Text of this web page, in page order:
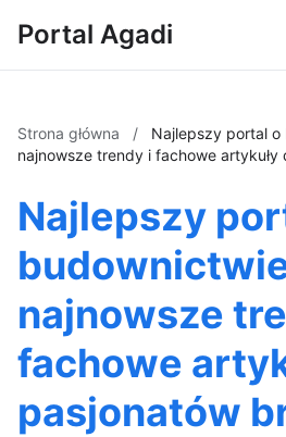
Portal Agadi
Strona główna /
Najlepszy portal
najnowsze trendy i fachowe
Najlepszy
najnowsze
fachowe
pasjonatów